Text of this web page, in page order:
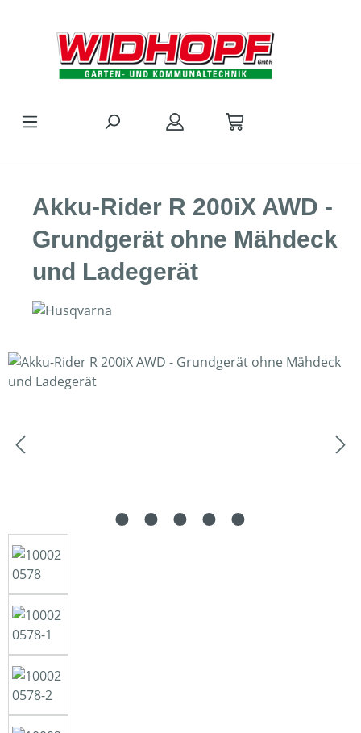
Akku-Rider R 200iX AWD -
Grundgerät ohne Mähdeck
und Ladegerät
Bildergalerie überspringen